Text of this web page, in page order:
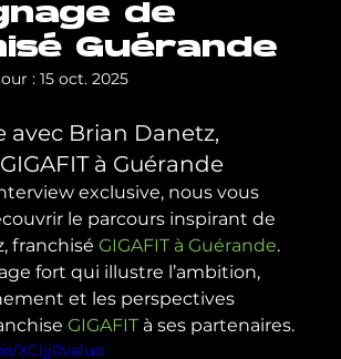
de
Guérande
:15 oct. 2025
avec Brian Danetz,
à Guérande
exclusive, nous vous
le parcours inspirant de
franchisé GIGAFIT à Guérande.
fort qui illustre l’ambition,
et les perspectives
GIGAFIT à ses partenaires.
XCIjj0valuo